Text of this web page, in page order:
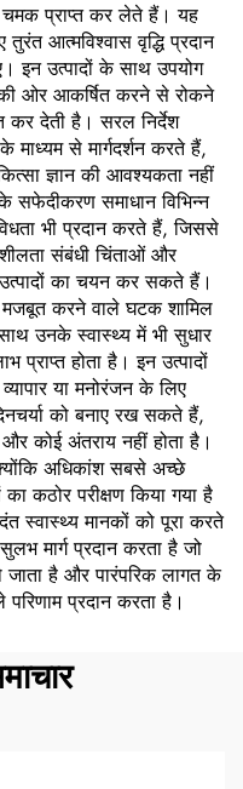
चमक प्राप्त कर लेते हैं। यह
आत्मविश्वास वृद्धि प्रदान
इन उत्पादों के साथ उपयोग
ओर आकर्षित करने से रोकने
कर देती है। सरल निर्देश
से मार्गदर्शन करते हैं,
ज्ञान की आवश्यकता नहीं
समाधान विभिन्न
भी प्रदान करते हैं, जिससे
संबंधी चिंताओं और
का चयन कर सकते हैं।
करने वाले घटक शामिल
उनके स्वास्थ्य में भी सुधार
प्राप्त होता है। इन उत्पादों
या मनोरंजन के लिए
को बनाए रख सकते हैं,
कोई अंतराय नहीं होता है।
अधिकांश सबसे अच्छे
कठोर परीक्षण किया गया है
स्वास्थ्य मानकों को पूरा करते
मार्ग प्रदान करता है जो
है और पारंपरिक लागत के
प्रदान करता है।